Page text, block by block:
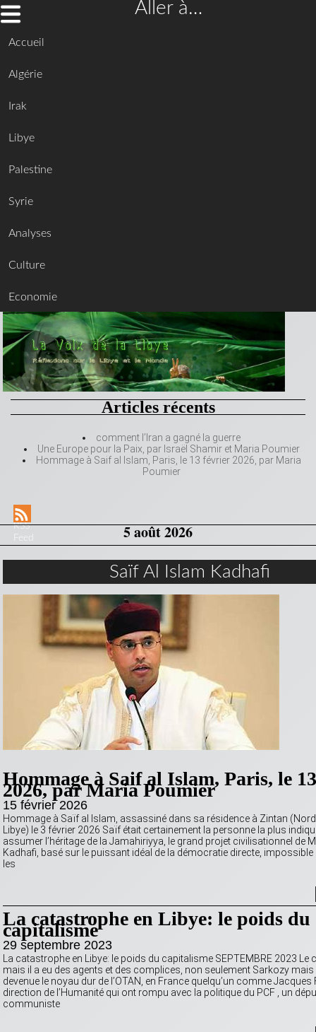
Aller à…
Accueil
Algérie
Irak
Libye
Palestine
Syrie
Analyses
Culture
Economie
Articles récents
comment l’Iran a gagné la guerre
Une Europe pour la Paix, par Israël Shamir et Maria Poumier
Hommage à Saif al Islam, Paris, le 13 février 2026, par Maria
Poumier
RSS
Feed
5 août 2026
Saïf Al Islam Kadhafi
Hommage à Saif al Islam, Paris, le
2026, par Maria Poumier
15 février 2026
Hommage à Saïf al Islam, assassiné dans sa résidence à Zintan
Libye) le 3 février 2026 Saïf était certainement la personne la plus
assumer l’héritage de la Jamahiriyya, le grand projet civilisationnel de
Kadhafi, basé sur le puissant idéal de la démocratie directe,
les
La catastrophe en Libye: le poids du
capitalisme
29 septembre 2023
La catastrophe en Libye: le poids du capitalisme SEPTEMBRE 2023 Le
mais il a eu des agents et des complices, non seulement Sarkozy mais
devenue le noyau dur de l’OTAN, en France quelqu’un comme Jacques
direction de l’Humanité qui ont rompu avec la politique du PCF , un
communiste